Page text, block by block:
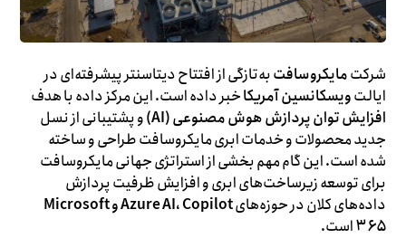
شرکتمایکروسافتبه‌تازگی از افتتاح دیتاسنتر پیشرفته‌ای در
ایالتویسکانسین آمریکاخبر داده است. این مرکز داده با هدف
افزایش توان پردازش هوش مصنوعی (AI)
و پشتیبانی از نسل
جدید محصولات و خدمات ابری مایکروسافت طراحی و ساخته
شده است. این گام مهم بخشی از استراتژی جهانی مایکروسافت
برای توسعه زیرساخت‌های ابری و افزایش ظرفیت پردازش
داده‌های کلان در حوزه‌های
Azure AI، Copilot و Microsoft
۳۶۵است.